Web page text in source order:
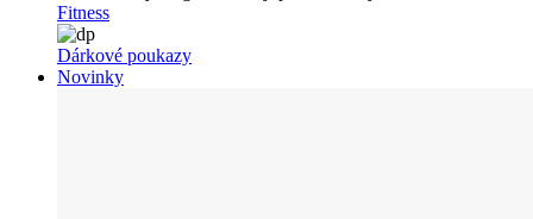
Fitness
Dárkové poukazy
Novinky